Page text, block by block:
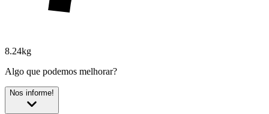
8.24kg
Algo que podemos melhorar?
Nos informe!